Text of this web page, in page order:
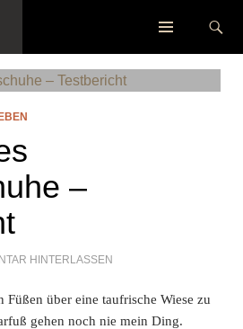
LAUFEN
–
HINTERLASSEN
Füßen über eine taufrische Wiese zu
gehen noch nie mein Ding.